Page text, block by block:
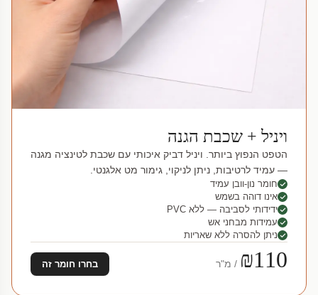
ויניל + שכבת הגנה
הטפט הנפוץ ביותר. ויניל דביק איכותי עם שכבת לטינציה מגנה
— עמיד לרטיבות, ניתן לניקוי, גימור מט אלגנטי.
חומר נון-וובן עמיד
אינו דוהה בשמש
ידידותי לסביבה — ללא PVC
עמידות מבחני אש
ניתן להסרה ללא שאריות
₪110 / מ"ר בחרו חומר זה